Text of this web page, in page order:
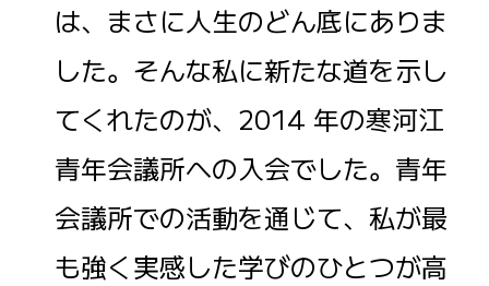
は、まさに人生のどん底にありま
した。そんな私に新たな道を示し
てくれたのが、2014 年の寒河江
青年会議所への入会でした。青年
会議所での活動を通じて、私が最
も強く実感した学びのひとつが高